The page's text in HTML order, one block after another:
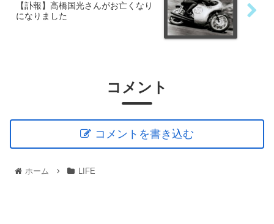
【訃報】高橋国光さんがお亡くなり
になりました
コメント
コメントを書き込む
ホーム LIFE